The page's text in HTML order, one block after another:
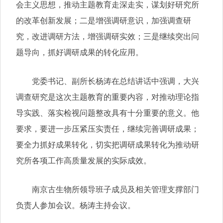
会主义思想，推动主题教育走深走实，谋划好研究所
的改革创新发展；二是增强调研意识，加强调查研
究，改进调研方法，增强调研实效；三是继续突出问
题导向，抓好调研成果的转化应用。
党委书记、副所长杨涛在总结讲话中强调，大兴
调查研究是这次主题教育的重要内容，对推动理论指
导实践、落实检视问题整改具有十分重要的意义。他
要求，要进一步压紧压实责任，继续完善调研成果；
要全力抓好成果转化，切实把调研成果转化为推动研
究所各项工作高质量发展的实际成效。
南京古生物所领导班子成员及相关管理支撑部门
负责人参加会议。杨涛主持会议。